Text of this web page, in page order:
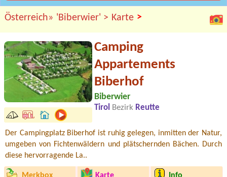
Österreich» 'Biberwier' > Karte >
Camping
Appartements
Biberhof
Biberwier
Tirol Bezirk Reutte
Der Campingplatz Biberhof ist ruhig gelegen, inmitten der Natur,
umgeben von Fichtenwäldern und plätschernden Bächen. Durch
diese hervorragende La..